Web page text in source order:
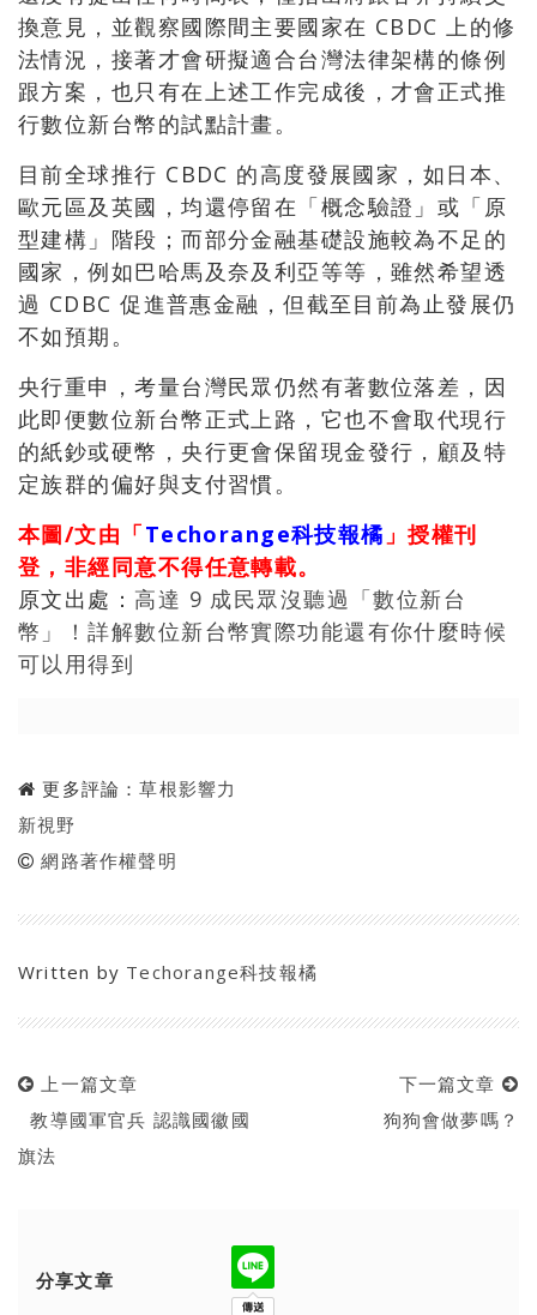
換意見，並觀察國際間主要國家在 CBDC 上的修
法情況，接著才會研擬適合台灣法律架構的條例
跟方案，也只有在上述工作完成後，才會正式推
行數位新台幣的試點計畫。
目前全球推行 CBDC 的高度發展國家，如日本、
歐元區及英國，均還停留在「概念驗證」或「原
型建構」階段；而部分金融基礎設施較為不足的
國家，例如巴哈馬及奈及利亞等等，雖然希望透
過 CDBC 促進普惠金融，但截至目前為止發展仍
不如預期。
央行重申，考量台灣民眾仍然有著數位落差，因
此即便數位新台幣正式上路，它也不會取代現行
的紙鈔或硬幣，央行更會保留現金發行，顧及特
定族群的偏好與支付習慣。
本圖/文由「Techorange科技報橘 」授權刊
登，非經同意不得任意轉載。
原文出處： 高達 9 成民眾沒聽過「數位新台
幣」！詳解數位新台幣實際功能還有你什麼時候
可以用得到
更多評論：草根影響力
新視野
網路著作權聲明
Written by Techorange科技報橘
上一篇文章
教導國軍官兵 認識國徽國
旗法
下一篇文章
狗狗會做夢嗎？
分享文章